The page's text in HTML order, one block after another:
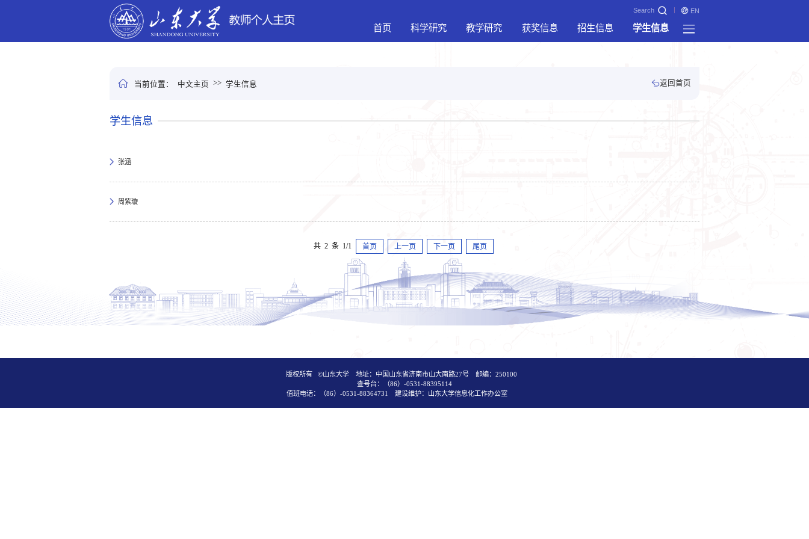
Search EN
首页 科学研究 教学研究 获奖信息 招生信息 学生信息
当前位置： 中文主页 >> 学生信息 返回首页
学生信息
张涵
周紫璇
共 2 条 1/1 首页 上一页 下一页 尾页
版权所有 ©山东大学 地址：中国山东省济南市山大南路27号 邮编：250100
查号台：（86）-0531-88395114
值班电话：（86）-0531-88364731 建设维护：山东大学信息化工作办公室